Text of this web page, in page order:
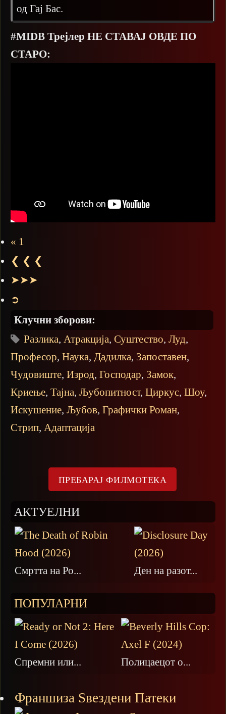
од Гај Бас.
#MIDB Трејлер НЕ СТАВАЈ ОВДЕ ПО
СТАРО:
« 1
❮ ❮ ❮
➤➤➤
➲
Клучни зборови:
Разлика, Атракција, Суштество, Луд,
Професор, Наука, Дадилка, Запоставен,
Чудовиште, Изрод, Господар, Замок,
Криење, Тајна, Љубопитност, Циркус, Шоу,
Искушение, Љубов, Графички Роман,
Стрип, Адаптација
АКТУЕЛНИ
Смртта на Ро... Ден на разот...
ПОПУЛАРНИ
Спремни или... Полицаецот о...
Франшиза Ѕвездени Патеки